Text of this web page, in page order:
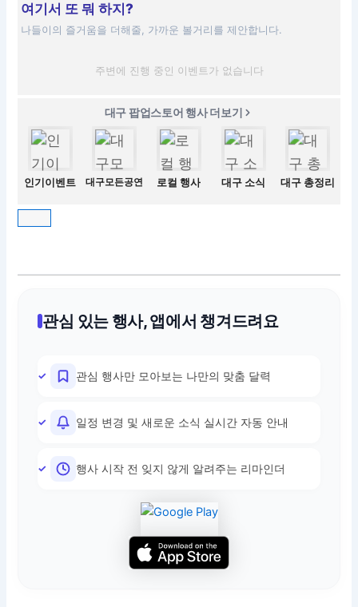
여기서 또 뭐 하지?
나들이의 즐거움을 더해줄, 가까운 볼거리를 제안합니다.
주변에 진행 중인 이벤트가 없습니다
대구 팝업스토어 행사 더보기
인기이벤트 대구모든공연 로컬 행사 대구 소식 대구 총정리
관심 있는 행사, 앱에서 챙겨드려요
관심 행사만 모아보는 나만의 맞춤 달력
일정 변경 및 새로운 소식 실시간 자동 안내
행사 시작 전 잊지 않게 알려주는 리마인더